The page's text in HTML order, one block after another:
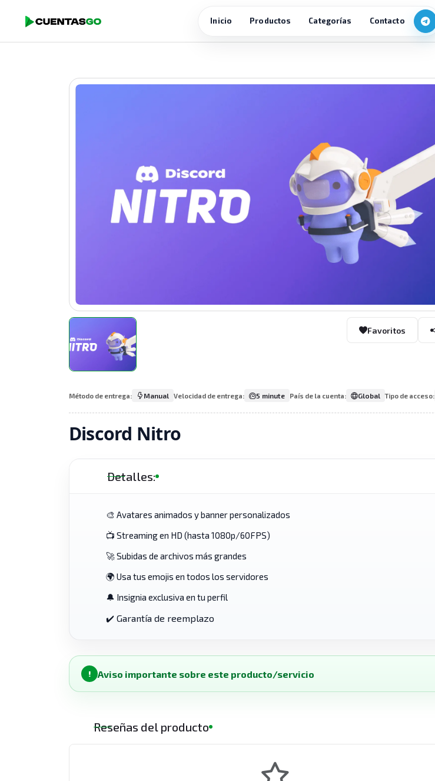
Inicio Productos Categorías Contacto
Favoritos
Método de entrega: Manual Velocidad de entrega: 5 minute País de la cuenta: Global Tipo de acceso:
Discord Nitro
Detalles:
🎨 Avatares animados y banner personalizados
📺 Streaming en HD (hasta 1080p/60FPS)
🚀 Subidas de archivos más grandes
🌍 Usa tus emojis en todos los servidores
🔔 Insignia exclusiva en tu perfil
✔️ Garantía de reemplazo
! Aviso importante sobre este producto/servicio
Reseñas del producto